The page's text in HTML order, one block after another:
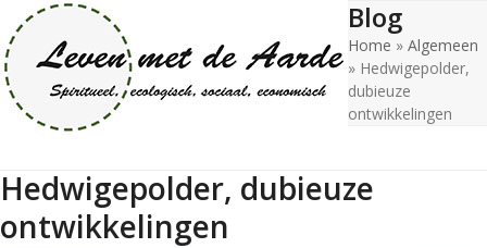
Skip
to
content
Open
mobile
menu
Close
mobile
menu
Blog
Home » Algemeen
» Hedwigepolder,
dubieuze
ontwikkelingen
Hedwigepolder, dubieuze
ontwikkelingen